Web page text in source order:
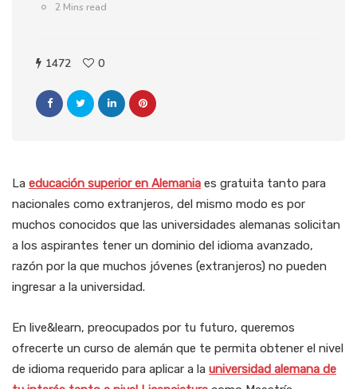
2 Mins read
1472 0
La educación superior en Alemania es gratuita tanto para
nacionales como extranjeros, del mismo modo es por
muchos conocidos que las universidades alemanas solicitan
a los aspirantes tener un dominio del idioma avanzado,
razón por la que muchos jóvenes (extranjeros) no pueden
ingresar a la universidad.
En live&learn, preocupados por tu futuro, queremos
ofrecerte un curso de alemán que te permita obtener el nivel
de idioma requerido para aplicar a la universidad alemana de